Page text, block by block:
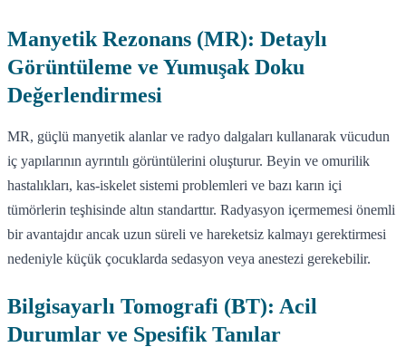
Manyetik Rezonans (MR): Detaylı
Görüntüleme ve Yumuşak Doku
Değerlendirmesi
MR, güçlü manyetik alanlar ve radyo dalgaları kullanarak vücudun
iç yapılarının ayrıntılı görüntülerini oluşturur. Beyin ve omurilik
hastalıkları, kas-iskelet sistemi problemleri ve bazı karın içi
tümörlerin teşhisinde altın standarttır. Radyasyon içermemesi önemli
bir avantajdır ancak uzun süreli ve hareketsiz kalmayı gerektirmesi
nedeniyle küçük çocuklarda sedasyon veya anestezi gerekebilir.
Bilgisayarlı Tomografi (BT): Acil
Durumlar ve Spesifik Tanılar